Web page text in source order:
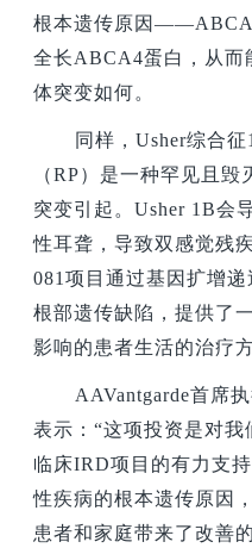
根本遗传原因
全长ABCA4蛋白，从而
体突变如何。
同样，Usher综合
（RP）是一种罕见且
突变引起。Usher 1B会
性耳聋，导致双感觉残
081项目通过基因扩增
根部遗传缺陷，提供了
影响的患者生活的治疗方
AAVantgarde首席
表示：“这项投资是对
临床IRD项目的有力支
性疾病的根本遗传原因
患者和家庭带来了改善